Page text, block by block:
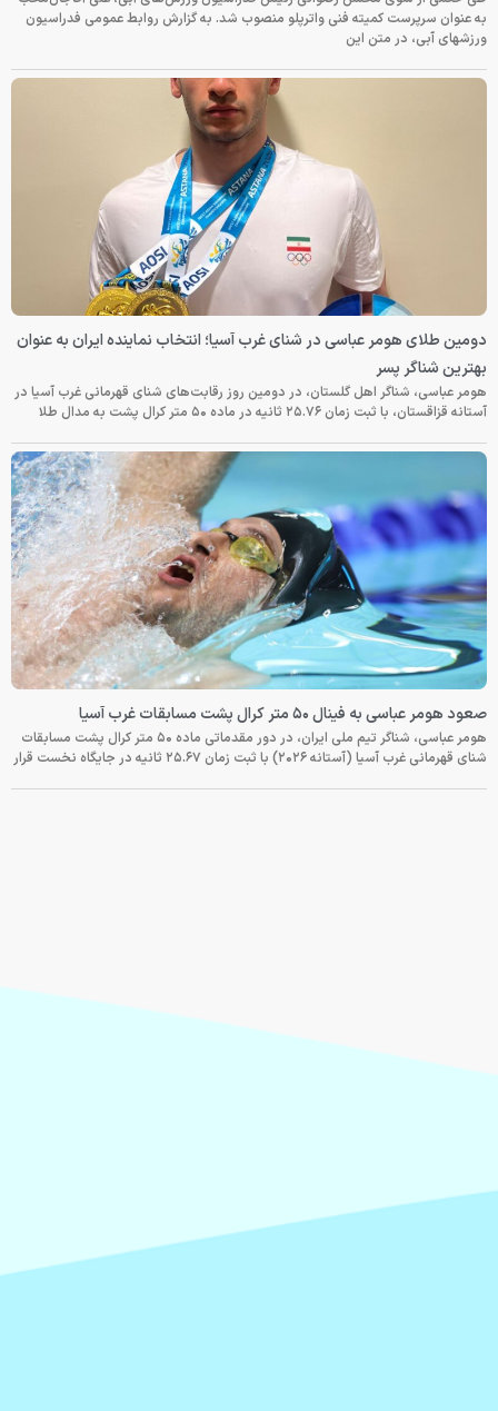
به عنوان سرپرست کمیته فنی واترپلو منصوب شد. به گزارش روابط عمومی فدراسیون
ورزشهای آبی، در متن این
دومین طلای هومر عباسی در شنای غرب آسیا؛ انتخاب نماینده ایران به عنوان
بهترین شناگر پسر
هومر عباسی، شناگر اهل گلستان، در دومین روز رقابت‌های شنای قهرمانی غرب آسیا در
آستانه قزاقستان، با ثبت زمان ۲۵.۷۶ ثانیه در ماده ۵۰ متر کرال پشت به مدال طلا
صعود هومر عباسی به فینال ۵۰ متر کرال پشت مسابقات غرب آسیا
هومر عباسی، شناگر تیم ملی ایران، در دور مقدماتی ماده ۵۰ متر کرال پشت مسابقات
شنای قهرمانی غرب آسیا (آستانه ۲۰۲۶) با ثبت زمان ۲۵.۶۷ ثانیه در جایگاه نخست قرار